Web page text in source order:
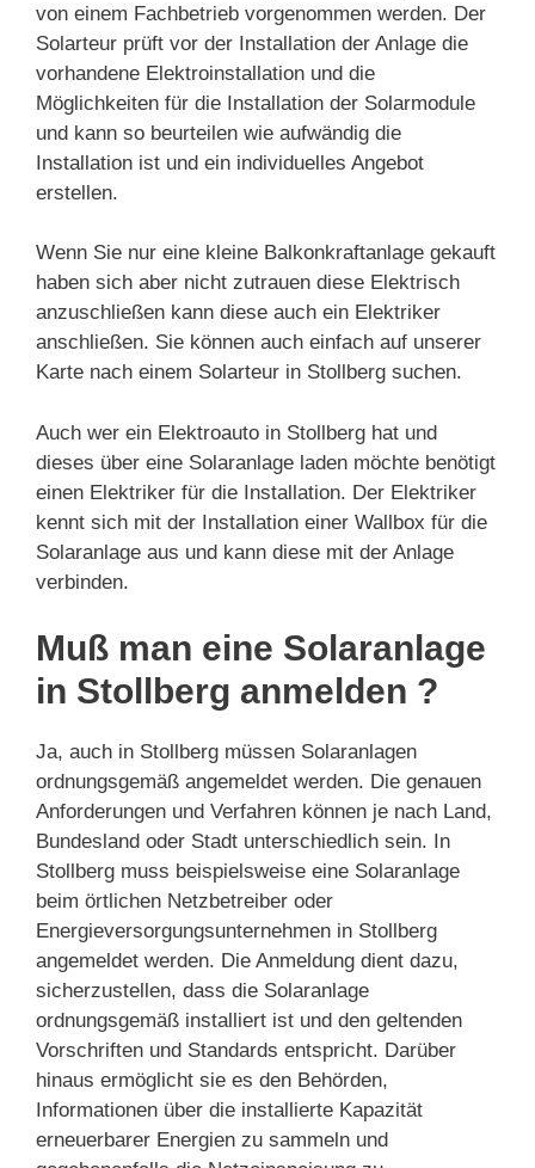
von einem Fachbetrieb vorgenommen werden. Der
Solarteur prüft vor der Installation der Anlage die
vorhandene Elektroinstallation und die
Möglichkeiten für die Installation der Solarmodule
und kann so beurteilen wie aufwändig die
Installation ist und ein individuelles Angebot
erstellen.
Wenn Sie nur eine kleine Balkonkraftanlage gekauft
haben sich aber nicht zutrauen diese Elektrisch
anzuschließen kann diese auch ein Elektriker
anschließen. Sie können auch einfach auf unserer
Karte nach einem Solarteur in Stollberg suchen.
Auch wer ein Elektroauto in Stollberg hat und
dieses über eine Solaranlage laden möchte benötigt
einen Elektriker für die Installation. Der Elektriker
kennt sich mit der Installation einer Wallbox für die
Solaranlage aus und kann diese mit der Anlage
verbinden.
Muß man eine Solaranlage
in Stollberg anmelden ?
Ja, auch in Stollberg müssen Solaranlagen
ordnungsgemäß angemeldet werden. Die genauen
Anforderungen und Verfahren können je nach Land,
Bundesland oder Stadt unterschiedlich sein. In
Stollberg muss beispielsweise eine Solaranlage
beim örtlichen Netzbetreiber oder
Energieversorgungsunternehmen in Stollberg
angemeldet werden. Die Anmeldung dient dazu,
sicherzustellen, dass die Solaranlage
ordnungsgemäß installiert ist und den geltenden
Vorschriften und Standards entspricht. Darüber
hinaus ermöglicht sie es den Behörden,
Informationen über die installierte Kapazität
erneuerbarer Energien zu sammeln und